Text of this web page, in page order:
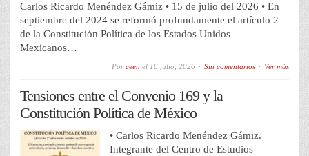
Carlos Ricardo Menéndez Gámiz • 15 de julio del 2026 • En
septiembre del 2024 se reformó profundamente el artículo 2
de la Constitución Política de los Estados Unidos
Mexicanos…
Porceen el 16 julio, 2026 Sin comentarios Ver más
Tensiones entre el Convenio 169 y la
Constitución Política de México
• Carlos Ricardo Menéndez Gámiz.
Integrante del Centro de Estudios